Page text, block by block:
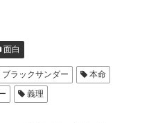
面白
ブラックサンダー
本命
義理